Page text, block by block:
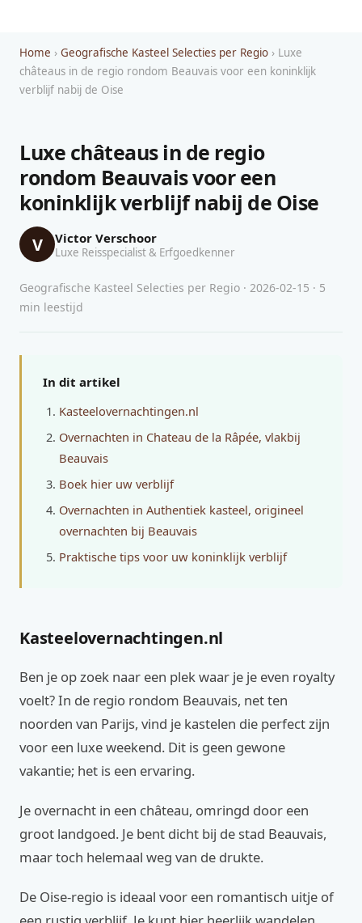
Home › Geografische Kasteel Selecties per Regio › Luxe
châteaus in de regio rondom Beauvais voor een koninklijk
verblijf nabij de Oise
Luxe châteaus in de regio
rondom Beauvais voor een
koninklijk verblijf nabij de Oise
V Victor Verschoor
Luxe Reisspecialist & Erfgoedkenner
Geografische Kasteel Selecties per Regio · 2026-02-15 · 5
min leestijd
In dit artikel
Kasteelovernachtingen.nl
Overnachten in Chateau de la Râpée, vlakbij
Beauvais
Boek hier uw verblijf
Overnachten in Authentiek kasteel, origineel
overnachten bij Beauvais
Praktische tips voor uw koninklijk verblijf
Kasteelovernachtingen.nl
Ben je op zoek naar een plek waar je je even royalty
voelt? In de regio rondom Beauvais, net ten
noorden van Parijs, vind je kastelen die perfect zijn
voor een luxe weekend. Dit is geen gewone
vakantie; het is een ervaring.
Je overnacht in een château, omringd door een
groot landgoed. Je bent dicht bij de stad Beauvais,
maar toch helemaal weg van de drukte.
De Oise-regio is ideaal voor een romantisch uitje of